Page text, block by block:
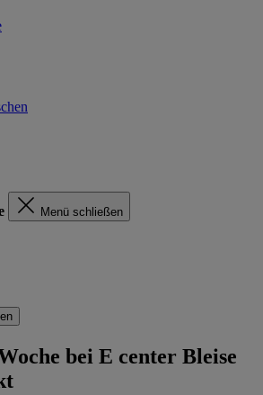
Menü schließen
bei E center Bleise